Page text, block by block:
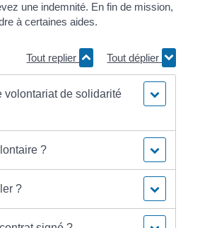
une indemnité. En fin de mission,
à certaines aides.
Tout replier Tout déplier
volontariat de solidarité
?
?